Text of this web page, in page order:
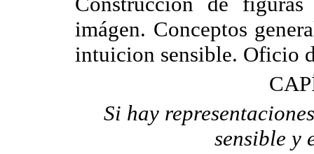
imágen. Conceptos
intuicion sensible. Oficio
Si hay
sensible y